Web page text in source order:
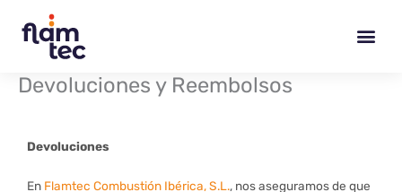
contenido
Devoluciones y Reembolsos
Devoluciones
En Flamtec Combustión Ibérica, S.L., nos aseguramos de que